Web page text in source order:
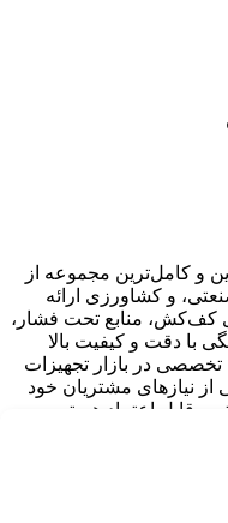
و کامل‌ترین مجموعه از
و کشاورزی ارائه
کف‌کش، منابع تحت فشار،
دقت و کیفیت بالا
تخصصی در بازار تجهیزات
نیازهای مشتریان خود
و قابل اعتماد هستیم.